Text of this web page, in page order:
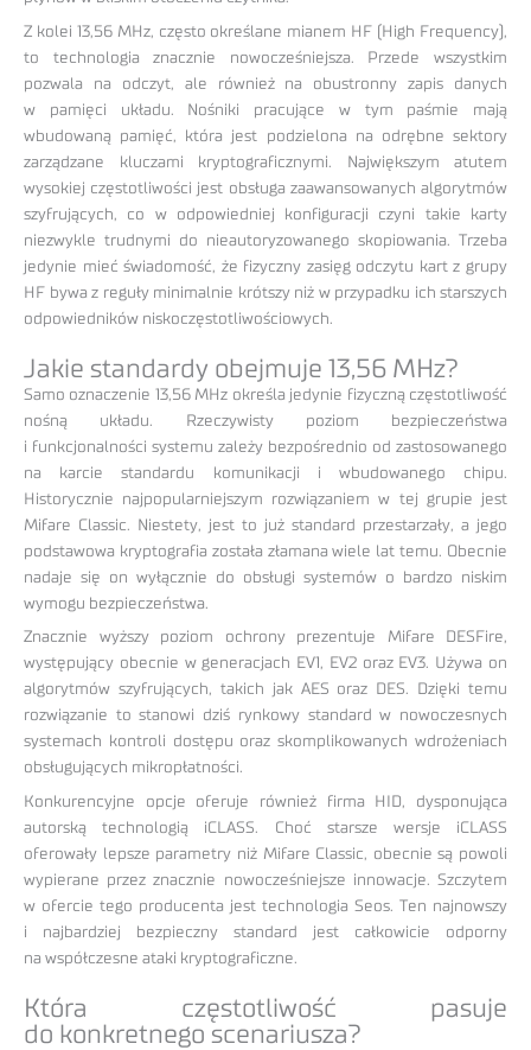
Z kolei 13,56 MHz, często określane mianem HF (High Frequency),
to technologia znacznie nowocześniejsza. Przede wszystkim
pozwala na odczyt, ale również na obustronny zapis danych
w pamięci układu. Nośniki pracujące w tym paśmie mają
wbudowaną pamięć, która jest podzielona na odrębne sektory
zarządzane kluczami kryptograficznymi. Największym atutem
wysokiej częstotliwości jest obsługa zaawansowanych algorytmów
szyfrujących, co w odpowiedniej konfiguracji czyni takie karty
niezwykle trudnymi do nieautoryzowanego skopiowania. Trzeba
jedynie mieć świadomość, że fizyczny zasięg odczytu kart z grupy
HF bywa z reguły minimalnie krótszy niż w przypadku ich starszych
odpowiedników niskoczęstotliwościowych.
Jakie standardy obejmuje 13,56 MHz?
Samo oznaczenie 13,56 MHz określa jedynie fizyczną częstotliwość
nośną układu. Rzeczywisty poziom bezpieczeństwa
i funkcjonalności systemu zależy bezpośrednio od zastosowanego
na karcie standardu komunikacji i wbudowanego chipu.
Historycznie najpopularniejszym rozwiązaniem w tej grupie jest
Mifare Classic. Niestety, jest to już standard przestarzały, a jego
podstawowa kryptografia została złamana wiele lat temu. Obecnie
nadaje się on wyłącznie do obsługi systemów o bardzo niskim
wymogu bezpieczeństwa.
Znacznie wyższy poziom ochrony prezentuje Mifare DESFire,
występujący obecnie w generacjach EV1, EV2 oraz EV3. Używa on
algorytmów szyfrujących, takich jak AES oraz DES. Dzięki temu
rozwiązanie to stanowi dziś rynkowy standard w nowoczesnych
systemach kontroli dostępu oraz skomplikowanych wdrożeniach
obsługujących mikropłatności.
Konkurencyjne opcje oferuje również firma HID, dysponująca
autorską technologią iCLASS. Choć starsze wersje iCLASS
oferowały lepsze parametry niż Mifare Classic, obecnie są powoli
wypierane przez znacznie nowocześniejsze innowacje. Szczytem
w ofercie tego producenta jest technologia Seos. Ten najnowszy
i najbardziej bezpieczny standard jest całkowicie odporny
na współczesne ataki kryptograficzne.
Która częstotliwość pasuje
do konkretnego scenariusza?